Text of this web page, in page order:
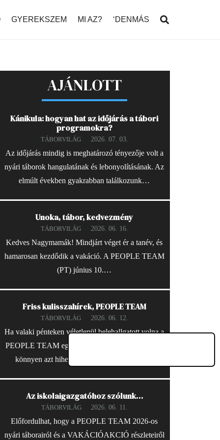
GYEREKSZEM MI AZ? ‘DENMÁS
AJÁNLOTT
Kánikula: hogyan hat az időjárás a tábori
programokra?
TÁBORVILÁG 2026. 07. 03.
Az időjárás mindig is meghatározó tényezője volt a
nyári táborok hangulatának és lebonyolításának. Az
elmúlt években gyakrabban találkozunk…
Unoka, tábor, kedvezmény
TÁBORVILÁG 2026. 06. 16.
Kedves Nagymamák! Mindjárt véget ér a tanév, és
hamarosan kezdődik a vakáció. A PEOPLE TEAM
(PT) június 10.…
Friss kulisszahírek, PEOPLE TEAM
TÁBORVILÁG 2026. 06. 12.
Ha valaki pénteken véletlenül belehallgatott volna a
PEOPLE TEAM egyik szervezői megbeszélésébe,
könnyen azt hihette volna, hogy egyszerre…
Az iskolaigazgatóhoz szólunk…
TÁBORVILÁG 2026. 06. 11.
Előfordulhat, hogy a PEOPLE TEAM 2026-os
nyári táborairól és a VAKÁCIÓAKCIÓ részleteiről